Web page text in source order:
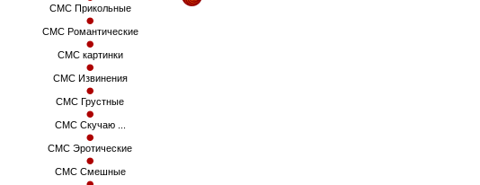
СМС Прикольные
СМС Романтические
СМС картинки
СМС Извинения
СМС Грустные
СМС Скучаю ...
СМС Эротические
СМС Смешные